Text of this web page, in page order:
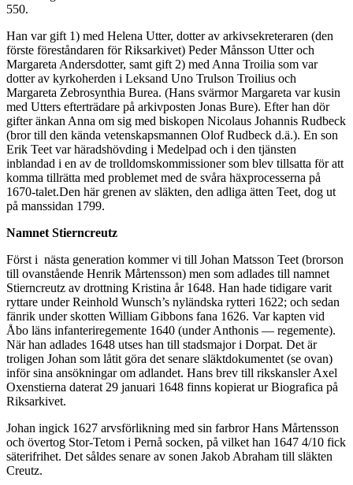
550.
Han var gift 1) med Helena Utter, dotter av arkivsekreteraren (den
förste föreståndaren för Riksarkivet) Peder Månsson Utter och
Margareta Andersdotter, samt gift 2) med Anna Troilia som var
dotter av kyrkoherden i Leksand Uno Trulson Troilius och
Margareta Zebrosynthia Burea. (Hans svärmor Margareta var kusin
med Utters efterträdare på arkivposten Jonas Bure). Efter han dör
gifter änkan Anna om sig med biskopen Nicolaus Johannis Rudbeck
(bror till den kända vetenskapsmannen Olof Rudbeck d.ä.). En son
Erik Teet var häradshövding i Medelpad och i den tjänsten
inblandad i en av de trolldomskommissioner som blev tillsatta för att
komma tillrätta med problemet med de svåra häxprocesserna på
1670-talet.Den här grenen av släkten, den adliga ätten Teet, dog ut
på manssidan 1799.
Namnet Stierncreutz
Först i nästa generation kommer vi till Johan Matsson Teet (brorson
till ovanstående Henrik Mårtensson) men som adlades till namnet
Stierncreutz av drottning Kristina år 1648. Han hade tidigare varit
ryttare under Reinhold Wunsch’s nyländska rytteri 1622; och sedan
fänrik under skotten William Gibbons fana 1626. Var kapten vid
Åbo läns infanteriregemente 1640 (under Anthonis — regemente).
När han adlades 1648 utses han till stadsmajor i Dorpat. Det är
troligen Johan som låtit göra det senare släktdokumentet (se ovan)
inför sina ansökningar om adlandet. Hans brev till rikskansler Axel
Oxenstierna daterat 29 januari 1648 finns kopierat ur Biografica på
Riksarkivet.
Johan ingick 1627 arvsförlikning med sin farbror Hans Mårtensson
och övertog Stor-Tetom i Pernå socken, på vilket han 1647 4/10 fick
säterifrihet. Det såldes senare av sonen Jakob Abraham till släkten
Creutz.